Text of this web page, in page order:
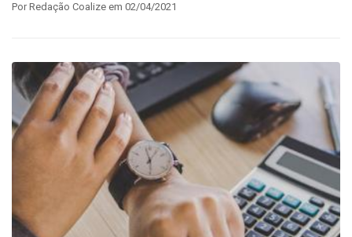
Por Redação Coalize em 02/04/2021